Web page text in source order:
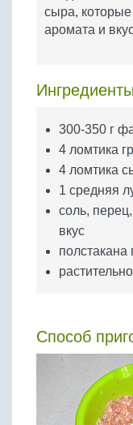
Бобовые
Яйца
сыра,
аромата и
Ингредиенты
300-350 г
4 ломтика
4 ломтика
1 средняя
соль,
вкус
Способ